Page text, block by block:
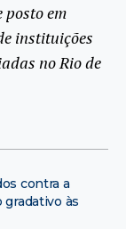
posto em
instituições
no Rio de
contra a
às